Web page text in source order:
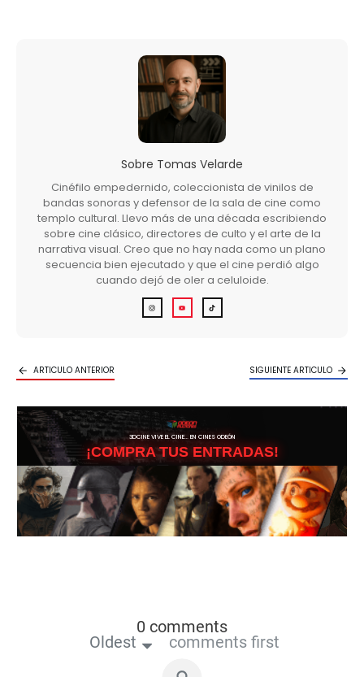
Sobre Tomas Velarde
Cinéfilo empedernido, coleccionista de vinilos de
bandas sonoras y defensor de la sala de cine como
templo cultural. Llevo más de una década escribiendo
sobre cine clásico, directores de culto y el arte de la
narrativa visual. Creo que no hay nada como un plano
secuencia bien ejecutado y que el cine perdió algo
cuando dejó de oler a celuloide.
ARTICULO ANTERIOR SIGUIENTE ARTICULO
3DCINE VIVE EL CINE… EN CINES ODEÓN
¡COMPRA TUS ENTRADAS!
0 comments
Oldest comments first